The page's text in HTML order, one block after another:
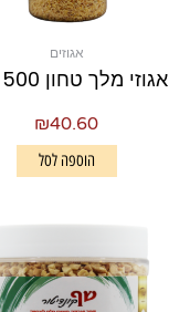
אגוזים
אגוזי מלך טחון 500 גרם
₪40.60
הוספה לסל